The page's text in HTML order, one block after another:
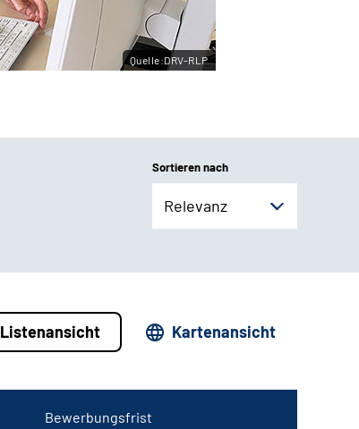
Quelle:DRV-RLP
Sortieren nach
Relevanz
Listenansicht Kartenansicht
Bewerbungsfrist